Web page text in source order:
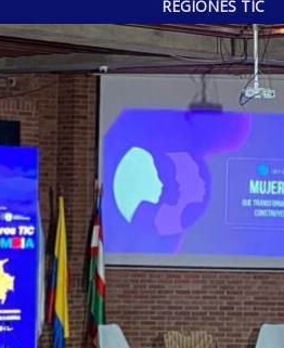
REGIONES TIC